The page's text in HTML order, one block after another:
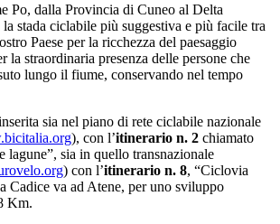
Po, dalla Provincia di Cuneo al Delta
la stada ciclabile più suggestiva e più facile tra
Paese per la ricchezza del paesaggio
la straordinaria presenza delle persone che
lungo il fiume, conservando nel tempo
sia nel piano di rete ciclabile nazionale
), con l’itinerario n. 2 chiamato
lagune”, sia in quello transnazionale
) con l’itinerario n. 8, “Ciclovia
Cadice va ad Atene, per uno sviluppo
Km.